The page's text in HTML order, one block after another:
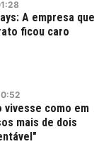
A empresa que
ficou caro
vivesse como em
mais de dois